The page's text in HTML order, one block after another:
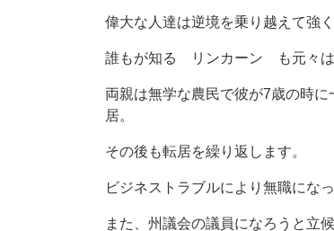
偉大な人達は逆境を乗り越えて強
誰もが知る リンカーン も元々は
両親は無学な農民で彼が7歳の時
居。
その後も転居を繰り返します。
ビジネストラブルにより無職にな
また、州議会の議員になろうと立